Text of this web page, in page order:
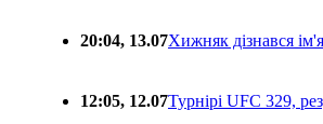
20:04, 13.07Хижняк дізнався
12:05, 12.07Турнірі UFC 329,